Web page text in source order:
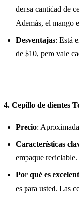
densa cantidad de
Además, el mango
Desventajas: Está
de $10, pero vale
4. Cepillo de dientes
Precio:
Características
empaque reciclable.
Por qué es
es para usted. Las